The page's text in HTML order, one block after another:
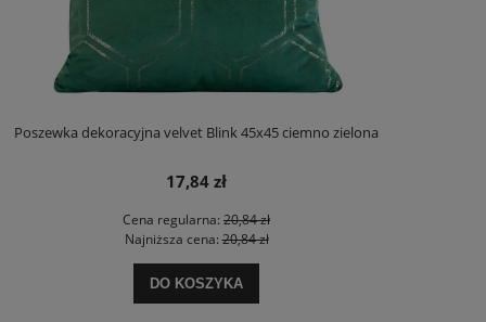
Poszewka dekoracyjna velvet Blink 45x45 ciemno zielona
17,84 zł
Cena regularna: 20,84 zł
Najniższa cena:20,84 zł
DO KOSZYKA